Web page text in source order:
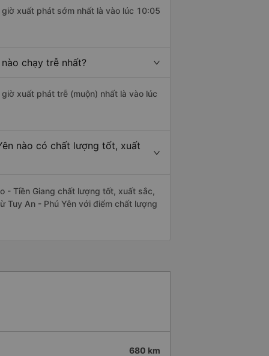
giờ xuất phát sớm nhất là vào lúc 10:05
chạy trễ nhất?
xuất phát trễ (muộn) nhất là vào lúc
nào có chất lượng tốt, xuất
- Tiền Giang chất lượng tốt, xuất sắc,
Tuy An - Phú Yên với điểm chất lượng
680 km